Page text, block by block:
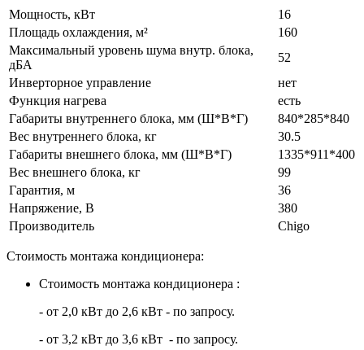
Мощность, кВт
16
Площадь охлаждения, м²
160
Максимальный уровень шума внутр. блока,
дБА
52
Инверторное управление
нет
Функция нагрева
есть
Габариты внутреннего блока, мм (Ш*В*Г)
840*285*840
Вес внутреннего блока, кг
30.5
Габариты внешнего блока, мм (Ш*В*Г)
1335*911*400
Вес внешнего блока, кг
99
Гарантия, м
36
Напряжение, В
380
Производитель
Chigo
Стоимость монтажа кондиционера:
Стоимость монтажа кондиционера :
- от 2,0 кВт до 2,6 кВт - по запросу.
- от 3,2 кВт до 3,6 кВт - по запросу.